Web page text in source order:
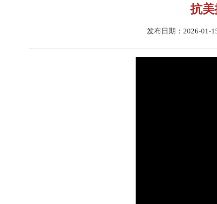
抗
发布日期：2026-01-